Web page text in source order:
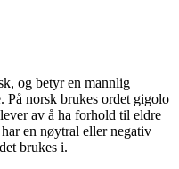
og betyr en mannlig
På norsk brukes ordet gigolo
av å ha forhold til eldre
en nøytral eller negativ
brukes i.